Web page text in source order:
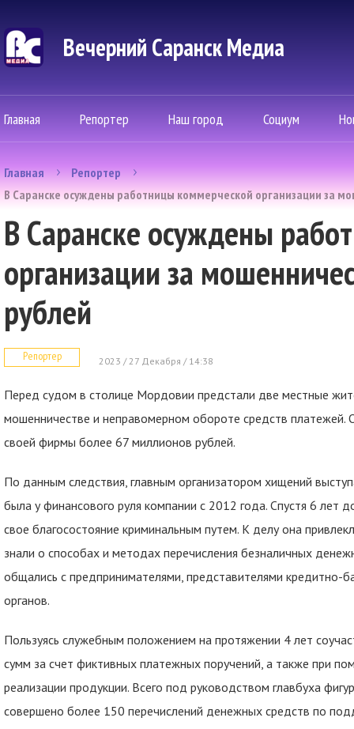
Вечерний Саранск Mедиа
Главная Репортер Наш город Социум
Главная
Репортер
В Саранске осуждены работницы коммерческой организации за
В Саранске осуждены
организации за
рублей
Репортер 2023 / 27 Декабря / 14:38
Перед судом в столице Мордовии предстали две местные
мошенничестве и неправомерном обороте средств платежей.
своей фирмы более 67 миллионов рублей.
По данным следствия, главным организатором хищений
была у финансового руля компании с 2012 года. Спустя 6 лет
свое благосостояние криминальным путем. К делу она
знали о способах и методах перечисления безналичных
общались с предпринимателями, представителями кредитно-
органов.
Пользуясь служебным положением на протяжении 4 лет
сумм за счет фиктивных платежных поручений, а также при
реализации продукции. Всего под руководством главбуха
совершено более 150 перечислений денежных средств по